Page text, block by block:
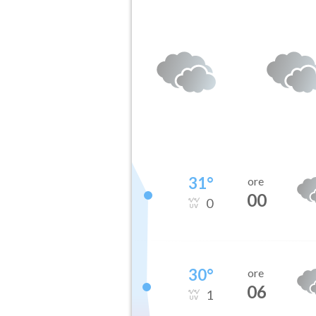
31°
0
ore
00
30°
1
ore
06